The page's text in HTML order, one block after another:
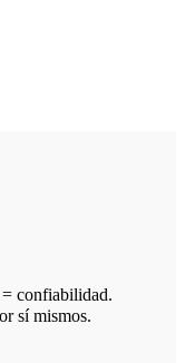
= confiabilidad.
sí mismos.